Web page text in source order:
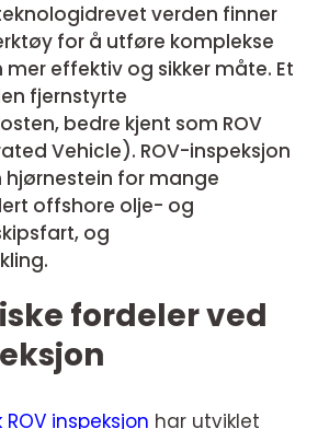
verden finner
for å utføre komplekse
effektiv og sikker måte. Et
fjernstyrte
bedre kjent som ROV
Vehicle). ROV-inspeksjon
hjørnestein for mange
offshore olje- og
og
fordeler ved
inspeksjon har utviklet